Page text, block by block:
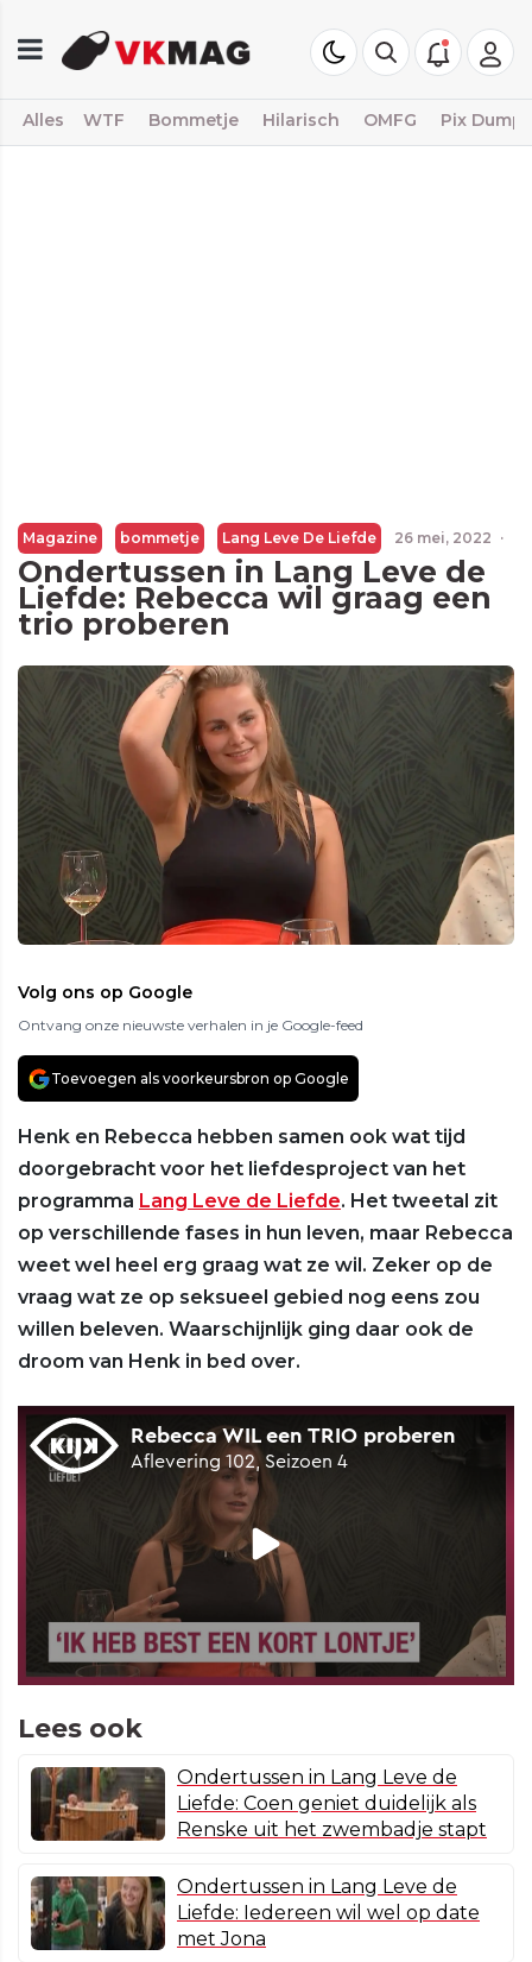
Alles WTF Bommetje Hilarisch OMFG Pix Dump
Magazine bommetje Lang Leve De Liefde 26 mei, 2022 ·
Ondertussen in Lang Leve de
Liefde: Rebecca wil graag een
trio proberen
Volg ons op Google
Ontvang onze nieuwste verhalen in je Google-feed
Toevoegen als voorkeursbron op Google
Henk en Rebecca hebben samen ook wat tijd
doorgebracht voor het liefdesproject van het
programma Lang Leve de Liefde. Het tweetal zit
op verschillende fases in hun leven, maar Rebecca
weet wel heel erg graag wat ze wil. Zeker op de
vraag wat ze op seksueel gebied nog eens zou
willen beleven. Waarschijnlijk ging daar ook de
droom van Henk in bed over.
Lees ook
Ondertussen in Lang Leve de
Liefde: Coen geniet duidelijk als
Renske uit het zwembadje stapt
Ondertussen in Lang Leve de
Liefde: Iedereen wil wel op date
met Jona